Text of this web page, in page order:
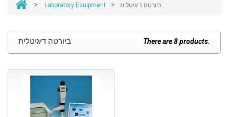
> Laboratory Equipment > ביורטה דיגיטלית
ביורטה דיגיטלית There are 8 products.